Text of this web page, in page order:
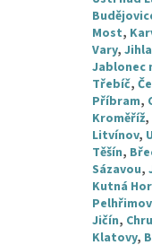
Most,
Vary,
Jablonec
Třebíč,
Příbram,
Kroměříž,
Litvínov,
Těšín,
Sázavou,
Kutná
Pelhřimov
Jičín,
Klatovy,